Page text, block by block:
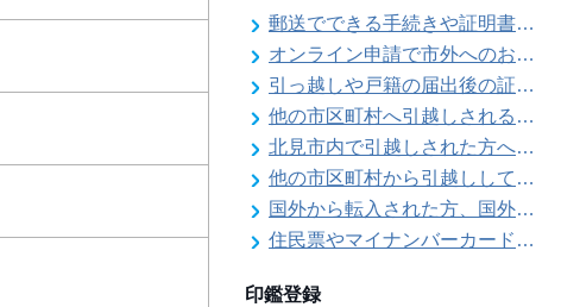
郵送でできる手続きや証明書等の交付請求（住民票・戸籍・国民年金関係）
オンライン申請で市外へのお引越し手続き（転出届）ができます
引っ越しや戸籍の届出後の証明書発行可能日
他の市区町村へ引越しされる方へ（転出届）
北見市内で引越しされた方へ（転居届）
他の市区町村から引越しして来た方へ（転入届）
国外から転入された方、国外へ転出される方へ
住民票やマイナンバーカード、印鑑証明書に旧氏（旧姓）が併記できるようになりました！
印鑑登録